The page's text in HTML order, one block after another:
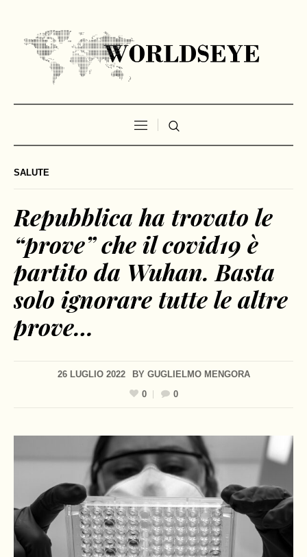
SALUTE
Repubblica ha trovato le
“prove” che il covid19 è
partito da Wuhan. Basta
solo ignorare tutte le altre
prove…
26 LUGLIO 2022 BY GUGLIELMO MENGORA
0
0